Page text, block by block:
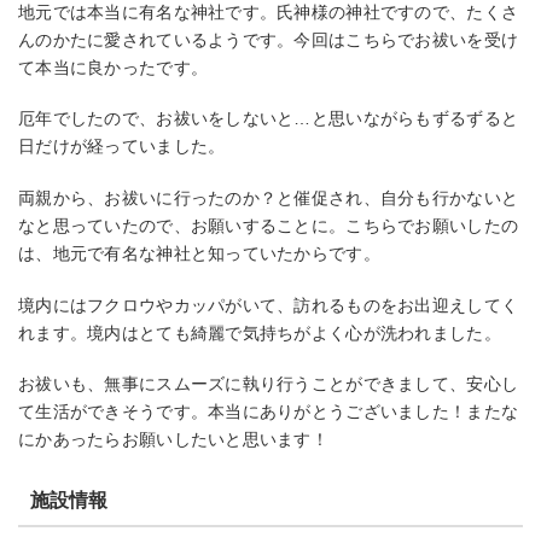
地元では本当に有名な神社です。氏神様の神社ですので、たくさ
んのかたに愛されているようです。今回はこちらでお祓いを受け
て本当に良かったです。
厄年でしたので、お祓いをしないと…と思いながらもずるずると
日だけが経っていました。
両親から、お祓いに行ったのか？と催促され、自分も行かないと
なと思っていたので、お願いすることに。こちらでお願いしたの
は、地元で有名な神社と知っていたからです。
境内にはフクロウやカッパがいて、訪れるものをお出迎えしてく
れます。境内はとても綺麗で気持ちがよく心が洗われました。
お祓いも、無事にスムーズに執り行うことができまして、安心し
て生活ができそうです。本当にありがとうございました！またな
にかあったらお願いしたいと思います！
施設情報